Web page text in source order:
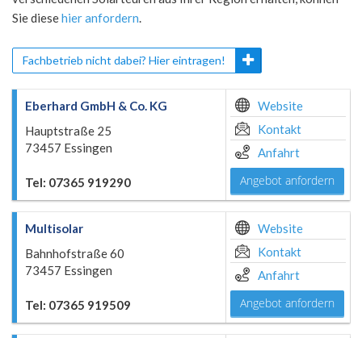
Sie diesehier anfordern.
Fachbetrieb nicht dabei? Hier eintragen!
Eberhard GmbH & Co. KG
Hauptstraße 25
73457 Essingen
Tel: 07365 919290
Website
Kontakt
Anfahrt
Angebot anfordern
Multisolar
Bahnhofstraße 60
73457 Essingen
Tel: 07365 919509
Website
Kontakt
Anfahrt
Angebot anfordern